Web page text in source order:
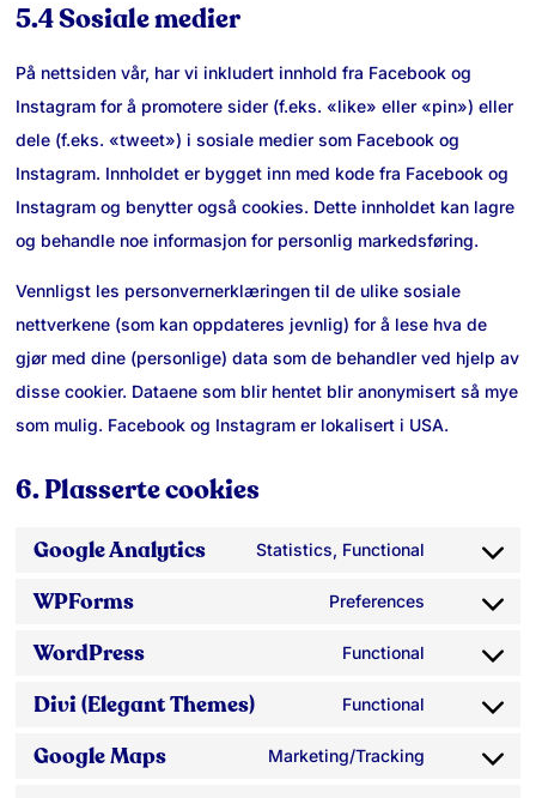
5.4 Sosiale medier
På nettsiden vår, har vi inkludert innhold fra Facebook og
Instagram for å promotere sider (f.eks. «like» eller «pin») eller
dele (f.eks. «tweet») i sosiale medier som Facebook og
Instagram. Innholdet er bygget inn med kode fra Facebook og
Instagram og benytter også cookies. Dette innholdet kan lagre
og behandle noe informasjon for personlig markedsføring.
Vennligst les personvernerklæringen til de ulike sosiale
nettverkene (som kan oppdateres jevnlig) for å lese hva de
gjør med dine (personlige) data som de behandler ved hjelp av
disse cookier. Dataene som blir hentet blir anonymisert så mye
som mulig. Facebook og Instagram er lokalisert i USA.
6. Plasserte cookies
Google Analytics Statistics, Functional
Consent
google-
analytics
WPForms Preferences
Consent
wpforms
WordPress Functional
Consent
wordpress
Divi (Elegant Themes) Functional
Consent
Google Maps Marketing/Tracking
Consent